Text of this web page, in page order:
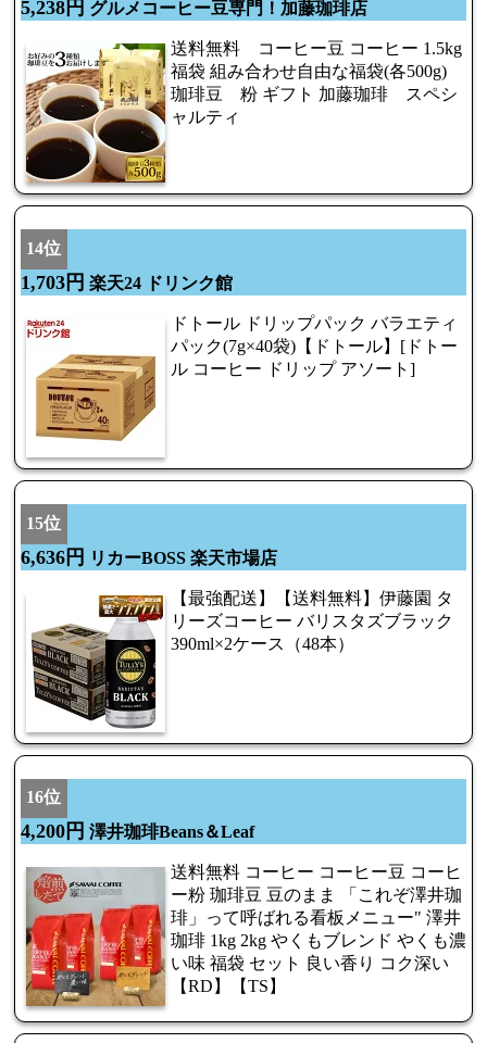
5,238円 グルメコーヒー豆専門！加藤珈琲店
送料無料 コーヒー豆 コーヒー 1.5kg
福袋 組み合わせ自由な福袋(各500g)
珈琲豆 粉 ギフト 加藤珈琲 スペシ
ャルティ
14位
1,703円 楽天24 ドリンク館
ドトール ドリップパック バラエティ
パック(7g×40袋)【ドトール】[ドトー
ル コーヒー ドリップ アソート]
15位
6,636円 リカーBOSS 楽天市場店
【最強配送】【送料無料】伊藤園 タ
リーズコーヒー バリスタズブラック
390ml×2ケース（48本）
16位
4,200円 澤井珈琲Beans＆Leaf
送料無料 コーヒー コーヒー豆 コーヒ
ー粉 珈琲豆 豆のまま 「これぞ澤井珈
琲」って呼ばれる看板メニュー" 澤井
珈琲 1kg 2kg やくもブレンド やくも濃
い味 福袋 セット 良い香り コク深い
【RD】【TS】